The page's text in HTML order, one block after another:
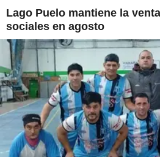
Lago Puelo mantiene la
sociales en agosto